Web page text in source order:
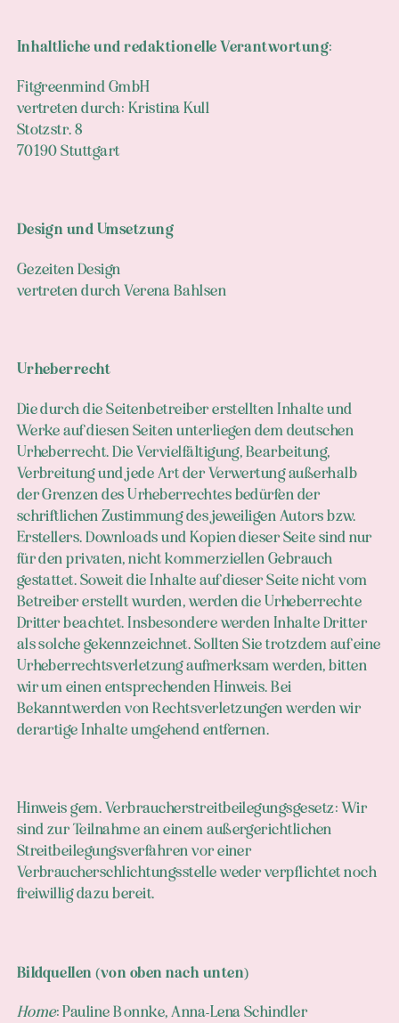
Inhaltliche und redaktionelle Verantwortung:
Fitgreenmind GmbH
vertreten durch: Kristina Kull
Stotzstr. 8
70190 Stuttgart
Design und Umsetzung
Gezeiten Design
vertreten durch Verena Bahlsen
Urheberrecht
Die durch die Seitenbetreiber erstellten Inhalte und
Werke auf diesen Seiten unterliegen dem deutschen
Urheberrecht. Die Vervielfältigung, Bearbeitung,
Verbreitung und jede Art der Verwertung außerhalb
der Grenzen des Urheberrechtes bedürfen der
schriftlichen Zustimmung des jeweiligen Autors bzw.
Erstellers. Downloads und Kopien dieser Seite sind nur
für den privaten, nicht kommerziellen Gebrauch
gestattet. Soweit die Inhalte auf dieser Seite nicht vom
Betreiber erstellt wurden, werden die Urheberrechte
Dritter beachtet. Insbesondere werden Inhalte Dritter
als solche gekennzeichnet. Sollten Sie trotzdem auf eine
Urheberrechtsverletzung aufmerksam werden, bitten
wir um einen entsprechenden Hinweis. Bei
Bekanntwerden von Rechtsverletzungen werden wir
derartige Inhalte umgehend entfernen.
Hinweis gem. Verbraucherstreitbeilegungsgesetz: Wir
sind zur Teilnahme an einem außergerichtlichen
Streitbeilegungsverfahren vor einer
Verbraucherschlichtungsstelle weder verpflichtet noch
freiwillig dazu bereit.
Bildquellen (von oben nach unten)
Home: Pauline Bonnke, Anna-Lena Schindler